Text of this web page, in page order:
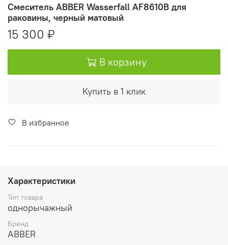
Смеситель ABBER Wasserfall AF8610B для
раковины, черный матовый
15 300 ₽
В корзину
Купить в 1 клик
В избранное
Характеристики
Тип товара
однорычажный
Бренд
ABBER